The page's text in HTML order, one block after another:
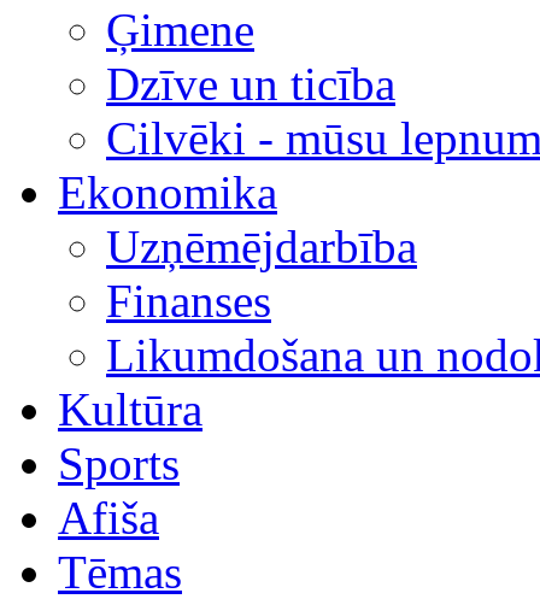
Ģimene
Dzīve un ticība
Cilvēki - mūsu
Ekonomika
Uzņēmējdarbība
Finanses
Likumdošana un
Kultūra
Sports
Afiša
Tēmas